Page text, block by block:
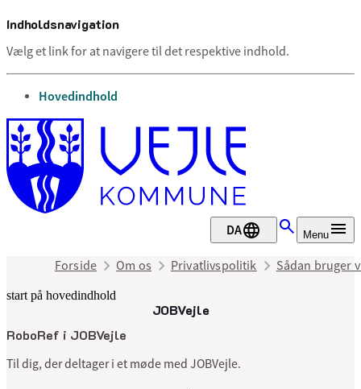
Indholdsnavigation
Vælg et link for at navigere til det respektive indhold.
gå til
Hovedindhold
DA Menu
Forside Om os Privatlivspolitik Sådan bruger
start på hovedindhold
JOBVejle
senest opdateret 16. juni 2026
RoboRef i JOBVejle
Til dig, der deltager i et møde med JOBVejle.